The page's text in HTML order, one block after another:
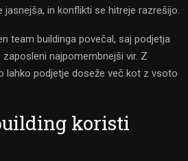
jasnejša, in konflikti se hitreje razrešijo.
team buildinga povečal, saj podjetja
najpomembnejši vir. Z
lahko podjetje doseže več kot z vsoto
koristi